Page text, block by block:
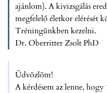
ajánlom). A kivizsgálás
megfelelő életkor elérését
Tréningünkben kezelni.
Dr. Oberritter Zsolt PhD
Üdvözlöm!
A kérdésem az lenne, hogy